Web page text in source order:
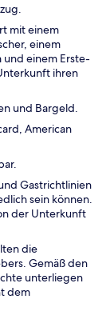
mit einem
einem
und einem Erste-
ihren
und Bargeld.
American
Gastrichtlinien
sein können.
der Unterkunft
die
Gemäß den
unterliegen
dem